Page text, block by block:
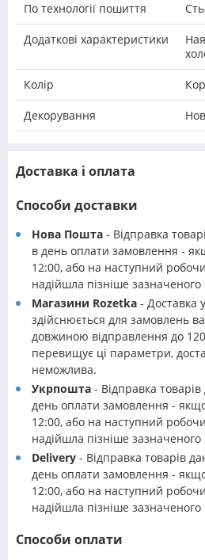
По технології пошиття
Додаткові характеристики
Колір
Декорування
Доставка і оплата
Способи доставки
Нова Пошта - Відправка
в день оплати замовлення -
12:00, або на наступний
надійшла пізніше зазначеного
Магазини Rozetka - Доставка
здійснюється для замовлень
довжиною відправлення до
перевищує ці параметри,
неможлива.
Укрпошта - Відправка
день оплати замовлення -
12:00, або на наступний
надійшла пізніше зазначеного
Delivery - Відправка товарів
день оплати замовлення -
12:00, або на наступний
надійшла пізніше зазначеного
Способи оплати